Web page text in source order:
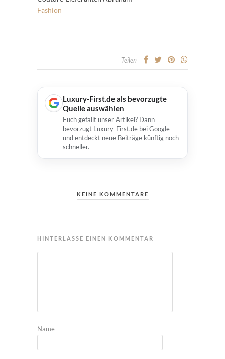
Fashion
Teilen
Luxury-First.de als bevorzugte
Quelle auswählen
Euch gefällt unser Artikel? Dann
bevorzugt Luxury-First.de bei Google
und entdeckt neue Beiträge künftig noch
schneller.
KEINE KOMMENTARE
HINTERLASSE EINEN KOMMENTAR
Name